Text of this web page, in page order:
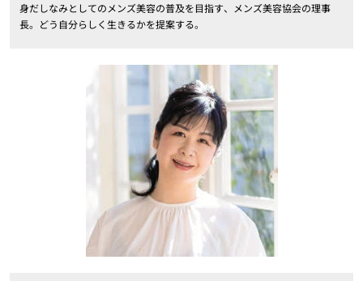
身だしなみとしてのメンズ美容の普及を目指す、メンズ美容協会の理事
長。どう自分らしく生きるかを提案する。